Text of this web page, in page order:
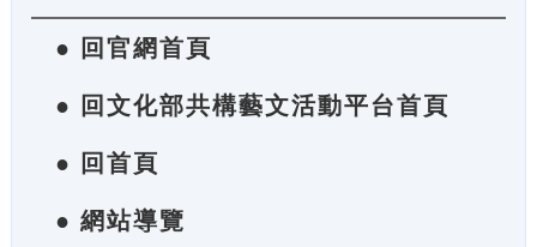
● 回官網首頁
● 回文化部共構藝文活動平台首頁
● 回首頁
● 網站導覽